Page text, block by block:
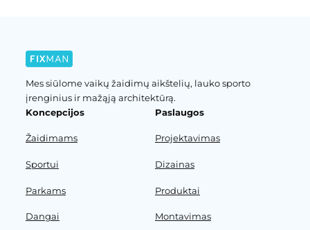
Mes siūlome vaikų žaidimų aikštelių, lauko sporto
įrenginius ir mažąją architektūrą.
Koncepcijos
Žaidimams
Sportui
Parkams
Dangai
Paslaugos
Projektavimas
Dizainas
Produktai
Montavimas